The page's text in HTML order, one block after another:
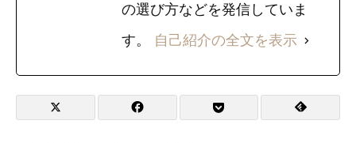
の選び方などを発信していま
す。 自己紹介の全文を表示